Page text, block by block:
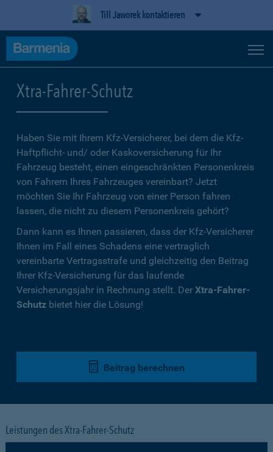
Till Jaworek kontaktieren
Xtra-Fahrer-Schutz
Haben Sie mit Ihrem Kfz-Versicherer, bei dem die Kfz-
Haftpflicht- und/ oder Kaskoversicherung für Ihr
Fahrzeug besteht, einen eingeschränkten Personenkreis
von Fahrern Ihres Fahrzeuges vereinbart? Jetzt
möchten Sie Ihr Fahrzeug von einer Person fahren
lassen, die nicht zu diesem Personenkreis gehört?
Dann kann es Ihnen passieren, dass der Kfz-Versicherer
Ihnen im Fall eines Schadens eine vertraglich
vereinbarte Vertragsstrafe und gleichzeitig den Beitrag
Ihrer Kfz-Versicherung für das laufende
Versicherungsjahr in Rechnung stellt. Der Xtra-Fahrer-
Schutz bietet hier die Lösung!
Beitrag berechnen
Leistungen des Xtra-Fahrer-Schutz